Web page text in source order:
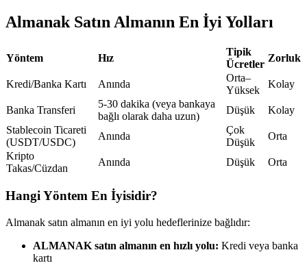
Kopya Ticaret
En iyi traderlarla güçlerinizi birleştirin
Kopya Tüccarı Olun
Almanak Satın Almanın En İyi Yolları
Yöntem Hız
Tipik
Ücretler
Zorluk
Kredi/Banka Kartı Anında
Orta–
Yüksek
Kolay
Banka Transferi
5-30 dakika (veya bankaya
bağlı olarak daha uzun)
Düşük
Kolay
Stablecoin Ticareti
(USDT/USDC)
Anında
Çok
Düşük
Orta
Kripto
Takas/Cüzdan
Anında Düşük Orta
Hangi Yöntem En İyisidir?
Almanak satın almanın en iyi yolu hedeflerinize bağlıdır:
ALMANAK satın almanın en hızlı yolu: Kredi veya banka
kartı